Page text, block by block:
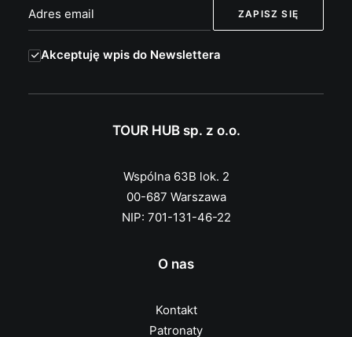
Akceptuję wpis do Newslettera
TOUR HUB sp. z o.o.
Wspólna 63B lok. 2
00-687 Warszawa
NIP: 701-131-46-22
O nas
Kontakt
Patronaty